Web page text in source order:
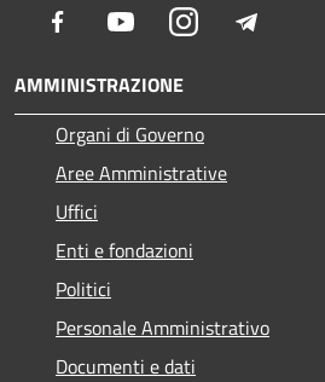
Facebook YoutubeInstagram
AMMINISTRAZIONE
Organi di Governo
Aree Amministrative
Uffici
Enti e fondazioni
Politici
Personale Amministrativo
Documenti e dati